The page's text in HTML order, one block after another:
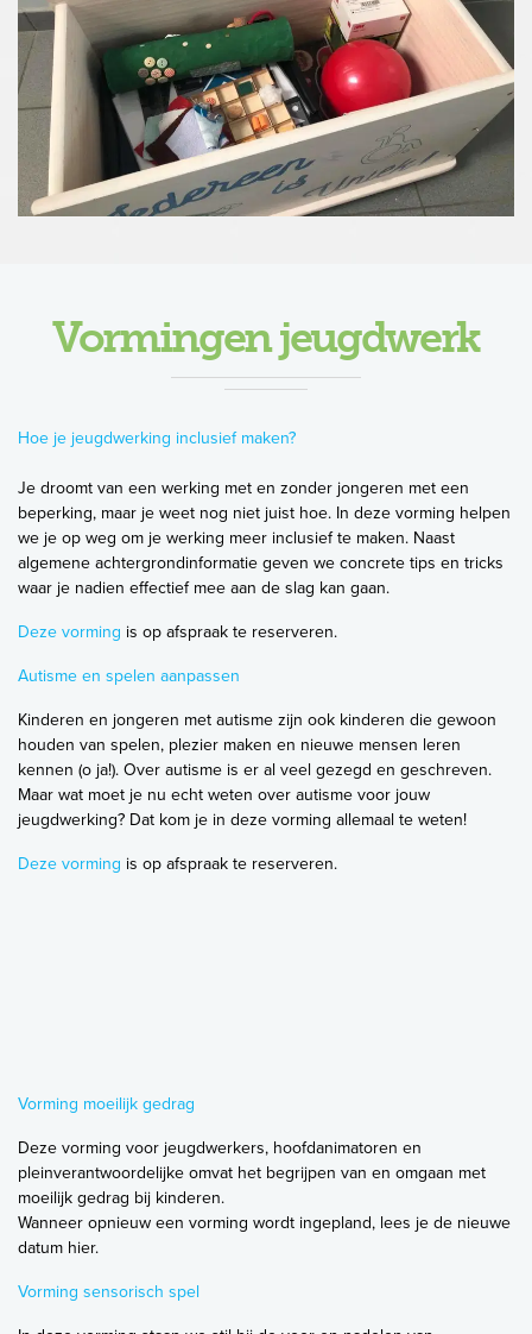
Vormingen jeugdwerk
Hoe je jeugdwerking inclusief maken?
Je droomt van een werking met en zonder jongeren met een
beperking, maar je weet nog niet juist hoe. In deze vorming helpen
we je op weg om je werking meer inclusief te maken. Naast
algemene achtergrondinformatie geven we concrete tips en tricks
waar je nadien effectief mee aan de slag kan gaan.
Deze vorming is op afspraak te reserveren.
Autisme en spelen aanpassen
Kinderen en jongeren met autisme zijn ook kinderen die gewoon
houden van spelen, plezier maken en nieuwe mensen leren
kennen (o ja!). Over autisme is er al veel gezegd en geschreven.
Maar wat moet je nu echt weten over autisme voor jouw
jeugdwerking? Dat kom je in deze vorming allemaal te weten!
Deze vorming is op afspraak te reserveren.
Vorming moeilijk gedrag
Deze vorming voor jeugdwerkers, hoofdanimatoren en
pleinverantwoordelijke omvat het begrijpen van en omgaan met
moeilijk gedrag bij kinderen.
Wanneer opnieuw een vorming wordt ingepland, lees je de nieuwe
datum hier.
Vorming sensorisch spel